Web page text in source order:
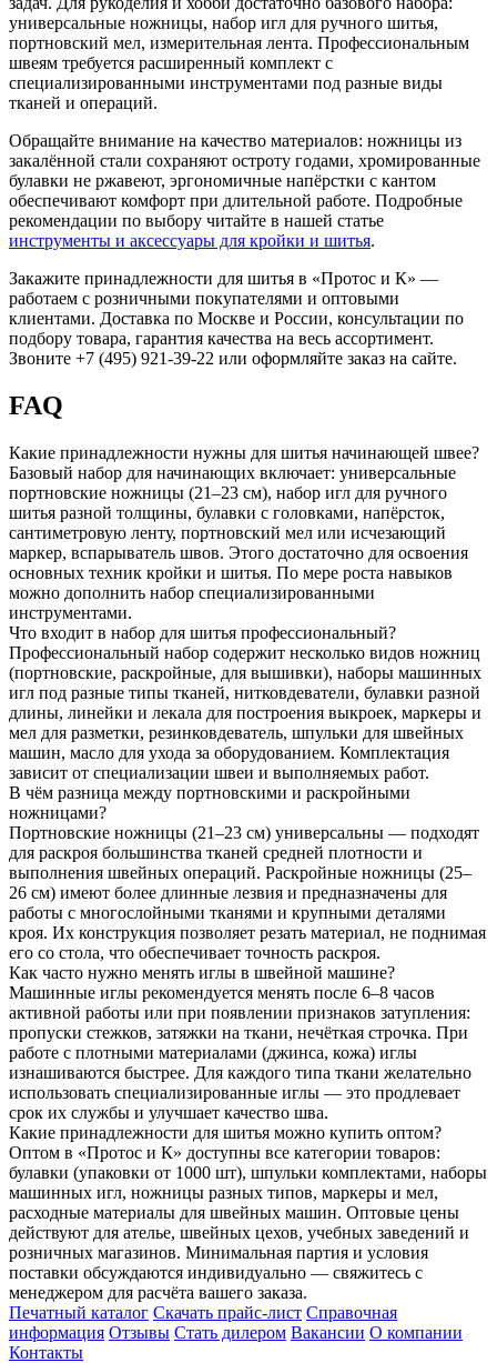
универсальные ножницы, набор игл для ручного шитья,
портновский мел, измерительная лента. Профессиональным
швеям требуется расширенный комплект с
специализированными инструментами под разные виды
тканей и операций.
Обращайте внимание на качество материалов: ножницы из
закалённой стали сохраняют остроту годами, хромированные
булавки не ржавеют, эргономичные напёрстки с кантом
обеспечивают комфорт при длительной работе. Подробные
рекомендации по выбору читайте в нашей статье
инструменты и аксессуары для кройки и шитья.
Закажите принадлежности для шитья в «Протос и К» —
работаем с розничными покупателями и оптовыми
клиентами. Доставка по Москве и России, консультации по
подбору товара, гарантия качества на весь ассортимент.
Звоните +7 (495) 921-39-22 или оформляйте заказ на сайте.
FAQ
Какие принадлежности нужны для шитья начинающей швее?
Базовый набор для начинающих включает: универсальные
портновские ножницы (21–23 см), набор игл для ручного
шитья разной толщины, булавки с головками, напёрсток,
сантиметровую ленту, портновский мел или исчезающий
маркер, вспарыватель швов. Этого достаточно для освоения
основных техник кройки и шитья. По мере роста навыков
можно дополнить набор специализированными
инструментами.
Что входит в набор для шитья профессиональный?
Профессиональный набор содержит несколько видов ножниц
(портновские, раскройные, для вышивки), наборы машинных
игл под разные типы тканей, нитковдеватели, булавки разной
длины, линейки и лекала для построения выкроек, маркеры и
мел для разметки, резинковдеватель, шпульки для швейных
машин, масло для ухода за оборудованием. Комплектация
зависит от специализации швеи и выполняемых работ.
В чём разница между портновскими и раскройными
ножницами?
Портновские ножницы (21–23 см) универсальны — подходят
для раскроя большинства тканей средней плотности и
выполнения швейных операций. Раскройные ножницы (25–
26 см) имеют более длинные лезвия и предназначены для
работы с многослойными тканями и крупными деталями
кроя. Их конструкция позволяет резать материал, не поднимая
его со стола, что обеспечивает точность раскроя.
Как часто нужно менять иглы в швейной машине?
Машинные иглы рекомендуется менять после 6–8 часов
активной работы или при появлении признаков затупления:
пропуски стежков, затяжки на ткани, нечёткая строчка. При
работе с плотными материалами (джинса, кожа) иглы
изнашиваются быстрее. Для каждого типа ткани желательно
использовать специализированные иглы — это продлевает
срок их службы и улучшает качество шва.
Какие принадлежности для шитья можно купить оптом?
Оптом в «Протос и К» доступны все категории товаров:
булавки (упаковки от 1000 шт), шпульки комплектами, наборы
машинных игл, ножницы разных типов, маркеры и мел,
расходные материалы для швейных машин. Оптовые цены
действуют для ателье, швейных цехов, учебных заведений и
розничных магазинов. Минимальная партия и условия
поставки обсуждаются индивидуально — свяжитесь с
менеджером для расчёта вашего заказа.
Печатный каталог Скачать прайс-лист Справочная
информация Отзывы Стать дилером Вакансии О компании
Контакты